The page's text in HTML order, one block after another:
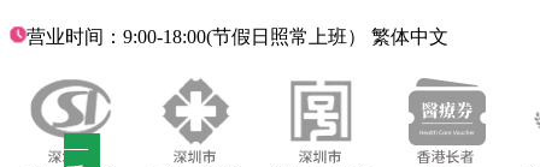
—
营业时间：9:00-18:00(节假日照常上班） 繁体中文